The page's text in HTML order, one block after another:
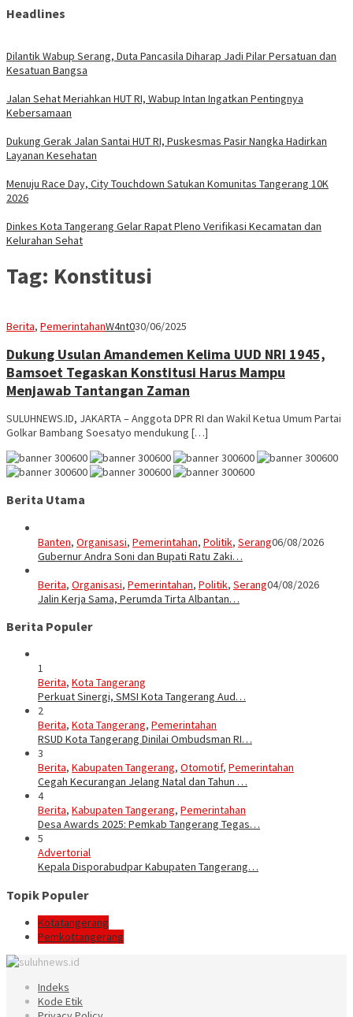
Headlines
Dilantik Wabup Serang, Duta Pancasila Diharap Jadi Pilar Persatuan dan
Kesatuan Bangsa
Jalan Sehat Meriahkan HUT RI, Wabup Intan Ingatkan Pentingnya
Kebersamaan
Dukung Gerak Jalan Santai HUT RI, Puskesmas Pasir Nangka Hadirkan
Layanan Kesehatan
Menuju Race Day, City Touchdown Satukan Komunitas Tangerang 10K
2026
Dinkes Kota Tangerang Gelar Rapat Pleno Verifikasi Kecamatan dan
Kelurahan Sehat
Tag: Konstitusi
Berita, PemerintahanW4nt030/06/2025
Dukung Usulan Amandemen Kelima UUD NRI 1945,
Bamsoet Tegaskan Konstitusi Harus Mampu
Menjawab Tantangan Zaman
SULUHNEWS.ID, JAKARTA – Anggota DPR RI dan Wakil Ketua Umum Partai
Golkar Bambang Soesatyo mendukung […]
Berita Utama
Banten, Organisasi, Pemerintahan, Politik, Serang06/08/2026
Gubernur Andra Soni dan Bupati Ratu Zaki…
Berita, Organisasi, Pemerintahan, Politik, Serang04/08/2026
Jalin Kerja Sama, Perumda Tirta Albantan…
Berita Populer
1
Berita, Kota Tangerang
Perkuat Sinergi, SMSI Kota Tangerang Aud…
2
Berita, Kota Tangerang, Pemerintahan
RSUD Kota Tangerang Dinilai Ombudsman RI…
3
Berita, Kabupaten Tangerang, Otomotif, Pemerintahan
Cegah Kecurangan Jelang Natal dan Tahun …
4
Berita, Kabupaten Tangerang, Pemerintahan
Desa Awards 2025: Pemkab Tangerang Tegas…
5
Advertorial
Kepala Disporabudpar Kabupaten Tangerang…
Topik Populer
Kotatangerang
Pemkottangerang
Indeks
Kode Etik